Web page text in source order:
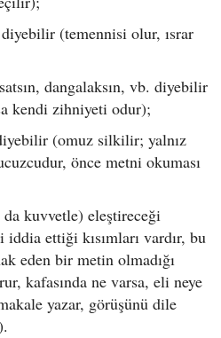
diyebilir (temennisi olur, ısrar
dangalaksın, vb. diyebilir
kendi zihniyeti odur);
(omuz silkilir; yalnız
önce metni okuması
kuvvetle) eleştireceği
ettiği kısımları vardır, bu
eden bir metin olmadığı
kafasında ne varsa, eli neye
yazar, görüşünü dile